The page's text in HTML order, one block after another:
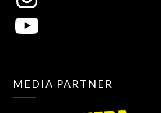
MEDIA PARTNER